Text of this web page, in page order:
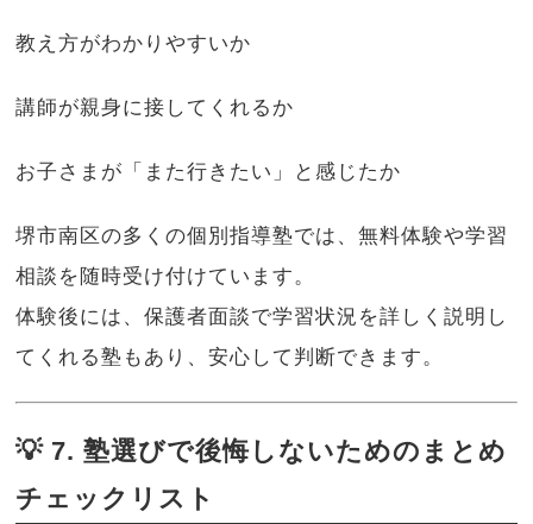
教え方がわかりやすいか
講師が親身に接してくれるか
お子さまが「また行きたい」と感じたか
堺市南区の多くの個別指導塾では、無料体験や学習
相談を随時受け付けています。
体験後には、保護者面談で学習状況を詳しく説明し
てくれる塾もあり、安心して判断できます。
💡 7. 塾選びで後悔しないためのまとめ
チェックリスト